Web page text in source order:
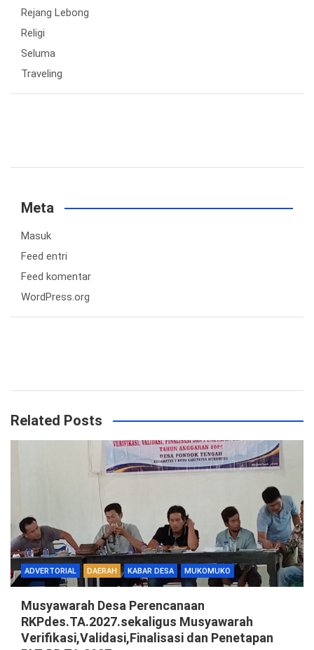
Rejang Lebong
Religi
Seluma
Traveling
Meta
Masuk
Feed entri
Feed komentar
WordPress.org
Related Posts
ADVERTORIAL DAERAH KABAR DESA MUKOMUKO
Musyawarah Desa Perencanaan
RKPdes.TA.2027.sekaligus Musyawarah
Verifikasi,Validasi,Finalisasi dan Penetapan